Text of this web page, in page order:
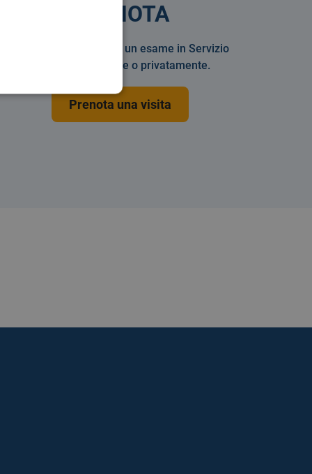
PRENOTA
Prenotare una visita o un esame in Servizio
Sanitario Nazionale o privatamente.
Prenota una visita